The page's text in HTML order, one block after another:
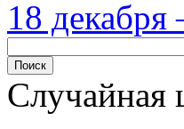
18
Случайная